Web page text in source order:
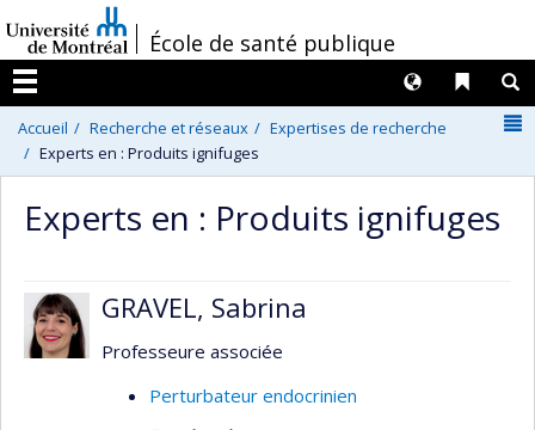
au
contenu
/École de santé publique
Menu
Liens
Langues
Accueil Recherche et réseaux
Expertises de recherche
Experts en : Produits ignifuges
Experts en : Produits ignifuges
GRAVEL, Sabrina
Professeure associée
Perturbateur endocrinien